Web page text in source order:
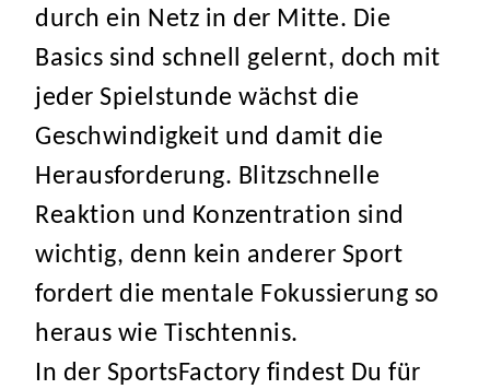
durch ein Netz in der Mitte. Die
Basics sind schnell gelernt, doch mit
jeder Spielstunde wächst die
Geschwindigkeit und damit die
Herausforderung. Blitzschnelle
Reaktion und Konzentration sind
wichtig, denn kein anderer Sport
fordert die mentale Fokussierung so
heraus wie Tischtennis.
In der SportsFactory findest Du für